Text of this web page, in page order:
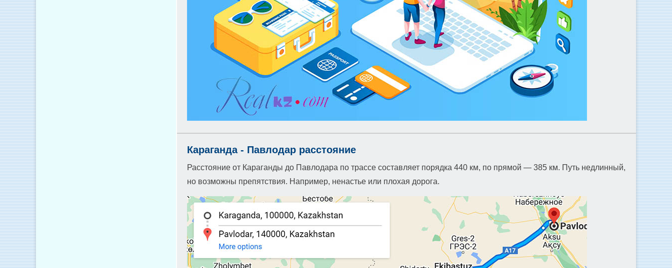
Караганда - Павлодар расстояние
Расстояние от Караганды до Павлодара по трассе составляет порядка 440 км, по прямой — 385 км. Путь недлинный,
но возможны препятствия. Например, ненастье или плохая дорога.